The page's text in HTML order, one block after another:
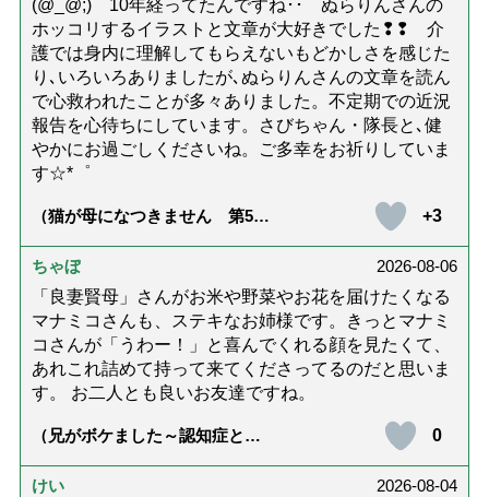
(@_@;) 10年経ってたんですね･･ ぬらりんさんの
ホッコリするイラストと文章が大好きでした❢❢ 介
護では身内に理解してもらえないもどかしさを感じた
り､いろいろありましたが､ぬらりんさんの文章を読ん
で心救われたことが多々ありました。不定期での近況
報告を心待ちにしています。さびちゃん・隊長と､健
やかにお過ごしくださいね。ご多幸をお祈りしていま
す☆*゜
（猫が母になつきません 第500
+3
ちゃぼ
2026-08-06
「良妻賢母」さんがお米や野菜やお花を届けたくなる
マナミコさんも、ステキなお姉様です。きっとマナミ
コさんが「うわー！」と喜んでくれる顔を見たくて、
あれこれ詰めて持って来てくださってるのだと思いま
す。 お二人とも良いお友達ですね。
（兄がボケました～認知症と介
達』が届きました」）
0
けい 2026-08-04